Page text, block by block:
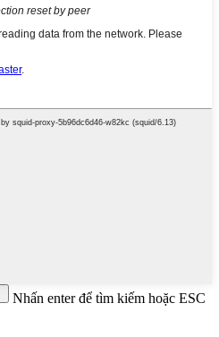
Nhấn enter để tìm kiếm hoặc ESC